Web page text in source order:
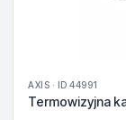
AXIS · ID 44991
Termowizyjna